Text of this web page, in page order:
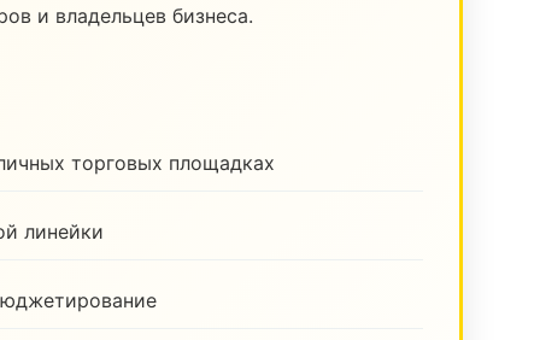
и владельцев бизнеса.
торговых площадках
линейки